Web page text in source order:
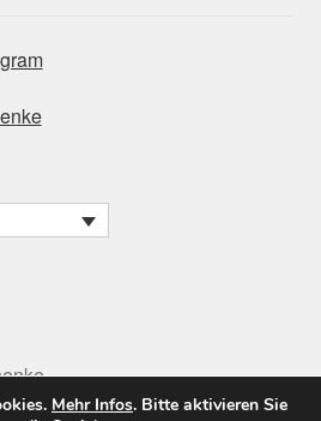
Mehr Infos. Bitte aktivieren Sie